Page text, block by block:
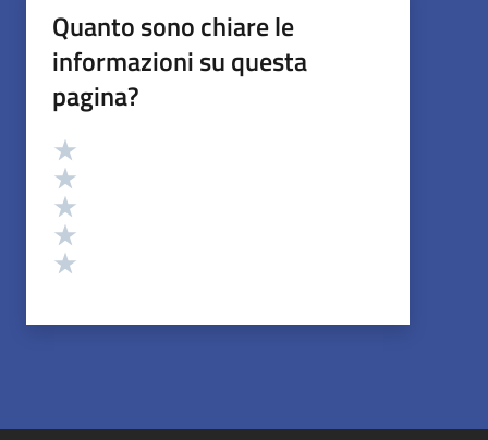
Quanto sono chiare le
informazioni su questa
pagina?
Valutazione